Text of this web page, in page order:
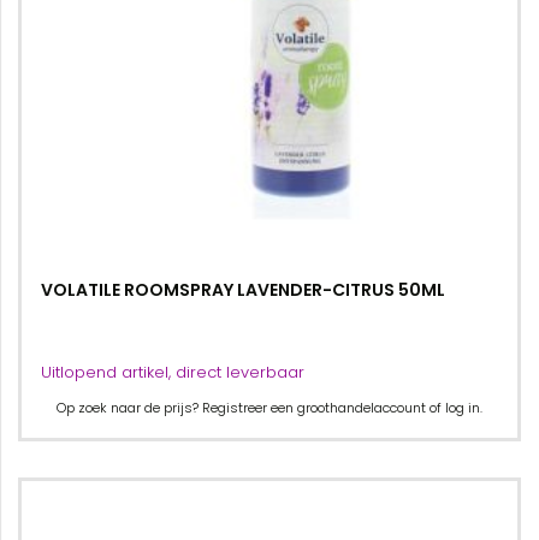
VOLATILE ROOMSPRAY LAVENDER-CITRUS 50ML
Uitlopend artikel, direct leverbaar
Op zoek naar de prijs? Registreer een groothandelaccount of log in.